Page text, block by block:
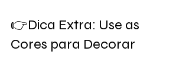
👉Dica Extra: Use as
Cores para Decorar